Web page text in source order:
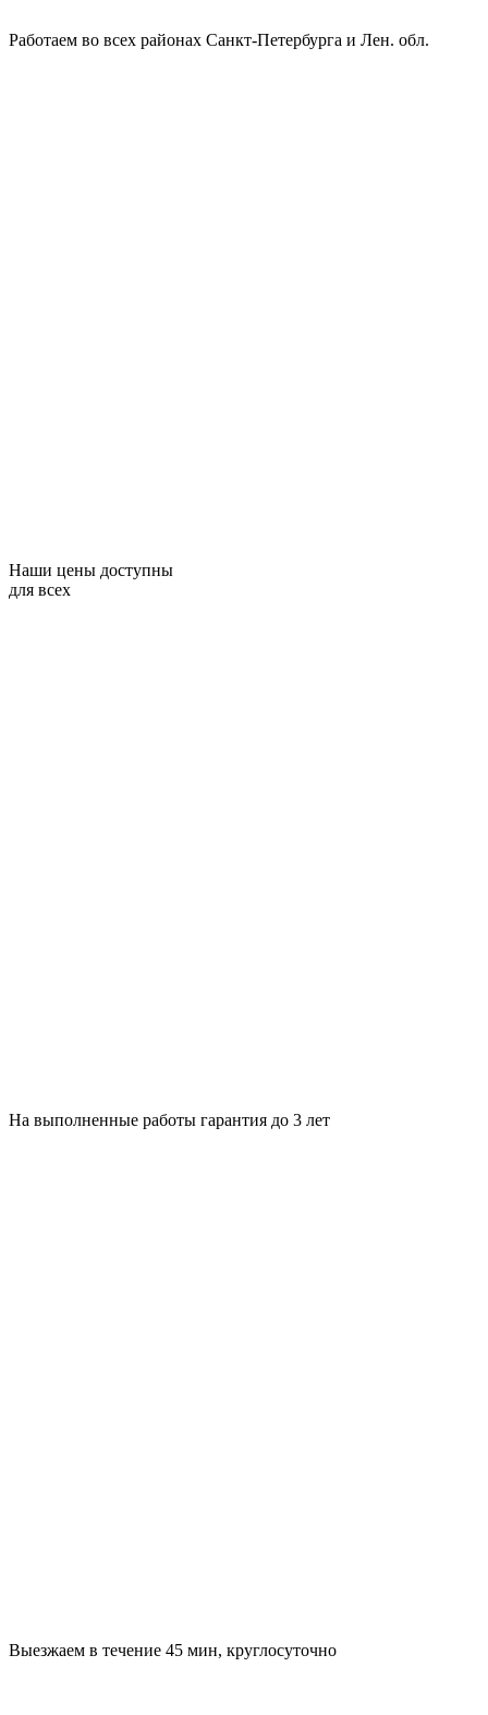
Работаем во всех районах Санкт-Петербурга и Лен. обл.
Наши цены доступны
для всех
На выполненные работы гарантия до 3 лет
Выезжаем в течение 45 мин, круглосуточно